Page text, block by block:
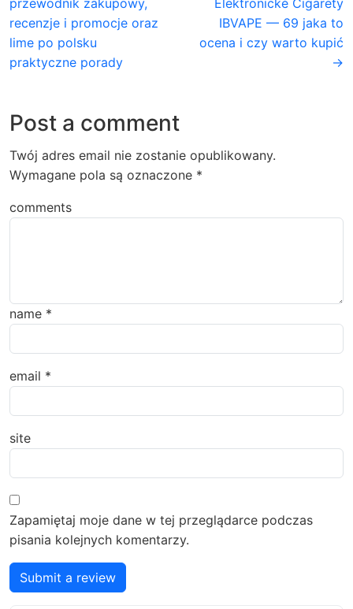
recenzje i promocje oraz
lime po polsku
praktyczne porady
IBVAPE — 69 jaka to
ocena i czy warto kupić
→
Post a comment
Twój adres email nie zostanie opublikowany.
Wymagane pola są oznaczone *
comments
name *
email *
site
Zapamiętaj moje dane w tej przeglądarce podczas
pisania kolejnych komentarzy.
Submit a review